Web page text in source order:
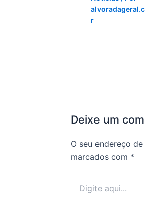
r
Deixe um
O seu endereço
marcados com *
aqui...